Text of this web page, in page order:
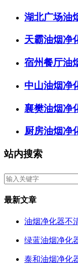
湖北广场油
天霸油烟净
宿州餐厅油
中山油烟净
襄樊油烟净
厨房油烟净
站内搜索
最新文章
油烟净化器不
绿蓝油烟净化
泰和油烟净化